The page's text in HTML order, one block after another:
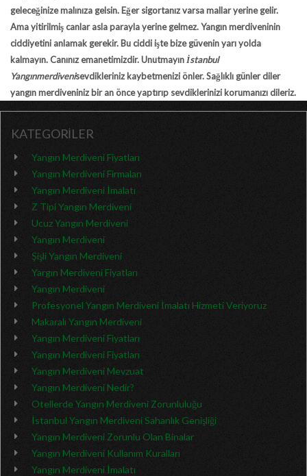
geleceğinize malınıza gelsin. Eğer sigortanız varsa mallar yerine gelir.
Ama yitirilmiş canlar asla parayla yerine gelmez. Yangın merdiveninin
ciddiyetini anlamak gerekir. Bu ciddi işte bize güvenin yarı yolda
kalmayın. Canınız emanetimizdir. Unutmayın İstanbul
Yangınmerdivenisevdikleriniz kaybetmenizi önler. Sağlıklı günler diler
yangın merdiveniniz bir an önce yaptırıp sevdiklerinizi korumanızı dileriz.
KATEGORİLER
Yangın Merdiveni Fiyatları
Yangın Merdiveni Firmaları
Yangın Merdiveni İmalatı
Z Tipi Yangın Merdiveni
Ucuz Yangın Merdiveni
Yangın Merdiveni
Şişli Yangın Merdiveni
Yargın Merdiveni Fiyatları
Yangın Merdiveni
Profesyonel Yangın Merdiveni İmalatı Hizmeti Veriyoruz
Makaralı Yangın Merdiveni
Yangın Merdiveni Fiyatları
Yangın Merdiveni Fiyatları
Yangın Merdiveni Mevzuat
Yangın Merdiveni Nedir?
Otellerde Yangın Merdiveni Zorunluluğu
İstanbul Yangın Merdiveni Sahanlık Genişliği
Yangın Merdiveni Zorunlu Olan Binalar
Yangın Merdiveni Kullanım Kuralları
Yangın Merdiveni İmalatı